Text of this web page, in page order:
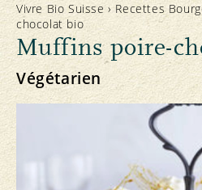
Vivre Bio Suisse › Recettes
chocolat bio
Muffins poire-
Végétarien